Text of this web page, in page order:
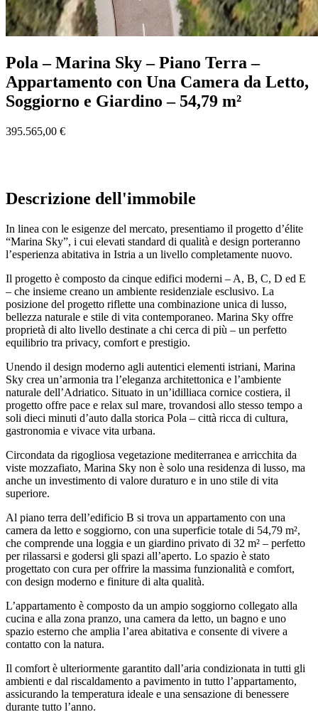
Pola – Marina Sky – Piano Terra –
Appartamento con Una Camera da Letto,
Soggiorno e Giardino – 54,79 m²
395.565,00 €
Descrizione dell'immobile
In linea con le esigenze del mercato, presentiamo il progetto d’élite
“Marina Sky”, i cui elevati standard di qualità e design porteranno
l’esperienza abitativa in Istria a un livello completamente nuovo.
Il progetto è composto da cinque edifici moderni – A, B, C, D ed E
– che insieme creano un ambiente residenziale esclusivo. La
posizione del progetto riflette una combinazione unica di lusso,
bellezza naturale e stile di vita contemporaneo. Marina Sky offre
proprietà di alto livello destinate a chi cerca di più – un perfetto
equilibrio tra privacy, comfort e prestigio.
Unendo il design moderno agli autentici elementi istriani, Marina
Sky crea un’armonia tra l’eleganza architettonica e l’ambiente
naturale dell’Adriatico. Situato in un’idilliaca cornice costiera, il
progetto offre pace e relax sul mare, trovandosi allo stesso tempo a
soli dieci minuti d’auto dalla storica Pola – città ricca di cultura,
gastronomia e vivace vita urbana.
Circondata da rigogliosa vegetazione mediterranea e arricchita da
viste mozzafiato, Marina Sky non è solo una residenza di lusso, ma
anche un investimento di valore duraturo e in uno stile di vita
superiore.
Al piano terra dell’edificio B si trova un appartamento con una
camera da letto e soggiorno, con una superficie totale di 54,79 m²,
che comprende una loggia e un giardino privato di 32 m² – perfetto
per rilassarsi e godersi gli spazi all’aperto. Lo spazio è stato
progettato con cura per offrire la massima funzionalità e comfort,
con design moderno e finiture di alta qualità.
L’appartamento è composto da un ampio soggiorno collegato alla
cucina e alla zona pranzo, una camera da letto, un bagno e uno
spazio esterno che amplia l’area abitativa e consente di vivere a
contatto con la natura.
Il comfort è ulteriormente garantito dall’aria condizionata in tutti gli
ambienti e dal riscaldamento a pavimento in tutto l’appartamento,
assicurando la temperatura ideale e una sensazione di benessere
durante tutto l’anno.